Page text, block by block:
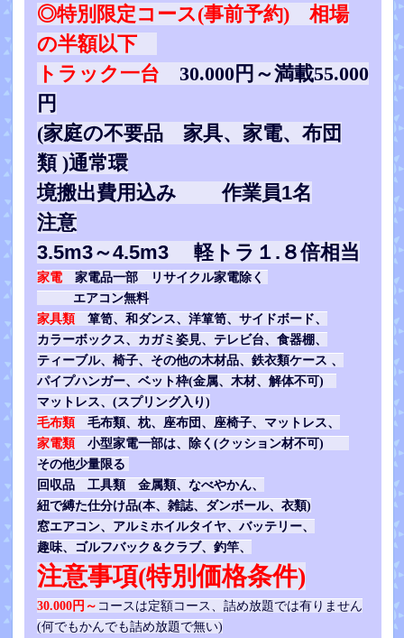
◎特別限定コース(事前予約) 相場
の半額以下
トラック一台 30.000円～満載55.000
円
(家庭の不要品 家具、家電、布団
類 )通常環
境搬出費用込み 作業員1名
注意
3.5m3～4.5m3 軽トラ１.８倍相当
家電 家電品一部 リサイクル家電除く
エアコン無料
家具類箪笥、和ダンス、洋箪笥、サイドボード、
カラーボックス、カガミ姿見、テレビ台、食器棚、
ティーブル、椅子、その他の木材品、鉄衣類ケース 、
パイプハンガー、ベット枠(金属、木材、解体不可)
マットレス、(スプリング入り)
毛布類毛布類、枕、座布団、座椅子、マットレス、
家電類小型家電一部は、除く(クッション材不可)
その他少量限る
回収品 工具類 金属類、なべやかん、
紐で縛た仕分け品(本、雑誌、ダンボール、衣類)
窓エアコン、
アルミホイルタイヤ、バッテリー、
趣味、ゴルフバック＆クラブ、釣竿、
注意事項(特別価格条件)
30.000円～ コースは定額コース、詰め放題では有りません
(何でもかんでも詰め放題で無い)